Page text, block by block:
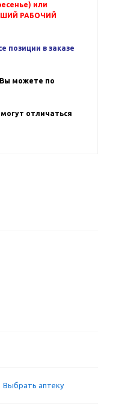
или
РАБОЧИЙ
позиции в заказе
можете по
отличаться
Выбрать аптеку